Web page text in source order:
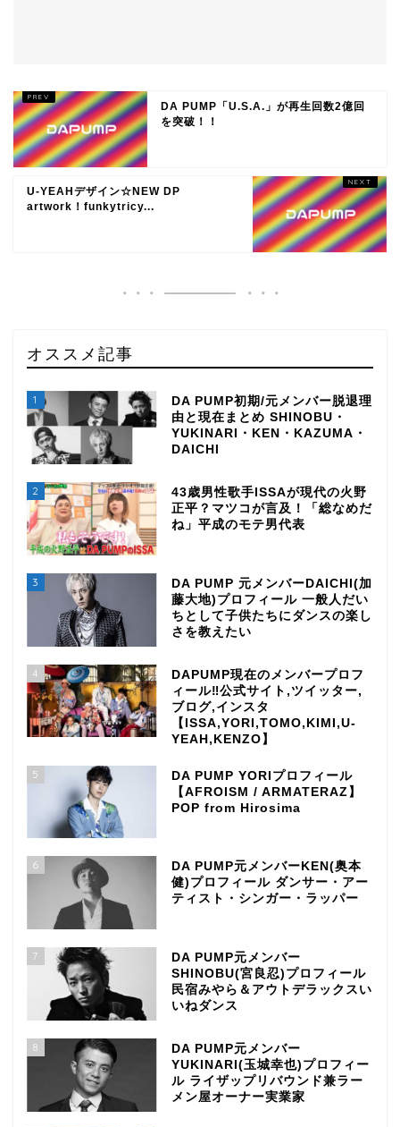
DA PUMP「U.S.A.」が再生回数2億回
を突破！！
U-YEAHデザイン☆NEW DP
artwork！funkytricy...
オススメ記事
1
DA PUMP初期/元メンバー脱退理
由と現在まとめ SHINOBU・
YUKINARI・KEN・KAZUMA・
DAICHI
2
43歳男性歌手ISSAが現代の火野
正平？マツコが言及！「総なめだ
ね」平成のモテ男代表
3
DA PUMP 元メンバーDAICHI(加
藤大地)プロフィール 一般人だい
ちとして子供たちにダンスの楽し
さを教えたい
4
DAPUMP現在のメンバープロフ
ィール‼公式サイト,ツイッター,
ブログ,インスタ
【ISSA,YORI,TOMO,KIMI,U-
YEAH,KENZO】
5
DA PUMP YORIプロフィール
【AFROISM / ARMATERAZ】
POP from Hirosima
6
DA PUMP元メンバーKEN(奥本
健)プロフィール ダンサー・アー
ティスト・シンガー・ラッパー
7
DA PUMP元メンバー
SHINOBU(宮良忍)プロフィール
民宿みやら＆アウトデラックスい
いねダンス
8
DA PUMP元メンバー
YUKINARI(玉城幸也)プロフィー
ル ライザップリバウンド兼ラー
メン屋オーナー実業家